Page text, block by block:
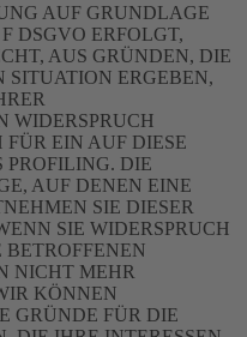
AUF GRUNDLAGE
DSGVO ERFOLGT,
AUS GRÜNDEN, DIE
SITUATION ERGEBEN,
WIDERSPRUCH
EIN AUF DIESE
PROFILING. DIE
AUF DENEN EINE
SIE DIESER
SIE WIDERSPRUCH
NICHT MEHR
KÖNNEN
GRÜNDE FÜR DIE